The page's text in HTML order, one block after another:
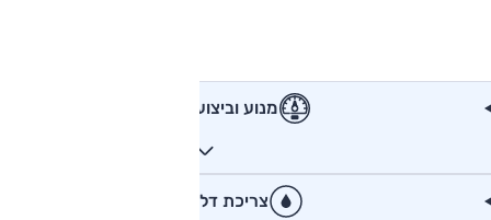
מנוע וביצועים
צריכת דלק